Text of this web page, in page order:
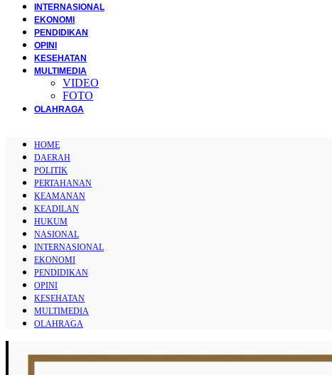
INTERNASIONAL
EKONOMI
PENDIDIKAN
OPINI
KESEHATAN
MULTIMEDIA
VIDEO
FOTO
OLAHRAGA
HOME
DAERAH
POLITIK
PERTAHANAN
KEAMANAN
KEADILAN
HUKUM
NASIONAL
INTERNASIONAL
EKONOMI
PENDIDIKAN
OPINI
KESEHATAN
MULTIMEDIA
OLAHRAGA